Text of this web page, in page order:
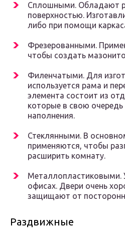
Сплошными. Обладают
поверхностью.
либо при помощи
Фрезерованными.
чтобы создать
Филенчатыми. Для
используется рама и
элемента состоит из
которые в свою
наполнения.
Стеклянными. В
применяются, чтобы
расширить комнату.
Металлопластиковыми.
офисах. Двери очень
защищают от
Раздвижные